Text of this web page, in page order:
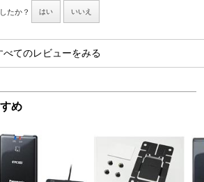
たか？ はい いいえ
てのレビューをみる
め